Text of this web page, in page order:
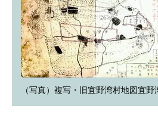
（写真）複写・旧宜野湾村地図宜野